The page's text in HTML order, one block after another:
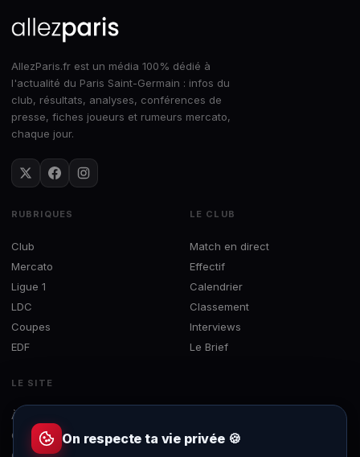
AllezParis.fr est un média 100% dédié à
l'actualité du Paris Saint-Germain : infos du
club, résultats, analyses, conférences de
presse, fiches joueurs et rumeurs mercato,
chaque jour.
RUBRIQUES
Club
Mercato
Ligue 1
LDC
Coupes
EDF
LE CLUB
Match en direct
Effectif
Calendrier
Classement
Interviews
Le Brief
LE SITE
À propos
Concours
On respecte ta vie privée 🍪